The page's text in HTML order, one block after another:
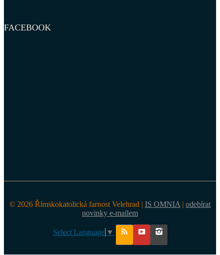
FACEBOOK
© 2026 Římskokatolická farnost Velehrad | IS OMNIA | odebírat
novinky e-mailem
Select Language ▼